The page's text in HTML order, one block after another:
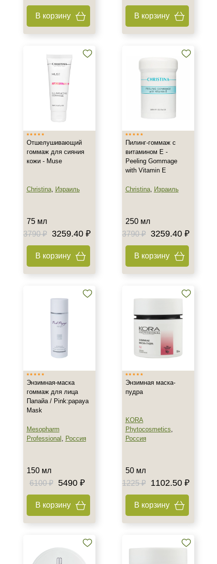
Применение
После пилинга
Гладкость
Защита от УФ-лучей
Веки
Губы
туба 60 шт
1 литр
1 шт
AHA-кислоты
Азелаиновая кислота
Время применения
Вечер
Лето
Для женщин
Процедура
Биоревитализация
Демакияж
Мезотерапия
Показать еще
SPF 30
В корзину В корзину
Отшелушивающий
гоммаж для сияния
кожи - Muse
Christina, Израиль
75 мл
3790 ₽
3259.40 ₽
В корзину
Пилинг-гоммаж с
витамином Е -
Peeling Gommage
with Vitamin E
Christina, Израиль
250 мл
3790 ₽
3259.40 ₽
В корзину
Энзимная-маска
гоммаж для лица
Папайа / Pink:papaya
Mask
Mesopharm
Professional , Россия
150 мл
6100 ₽
5490 ₽
В корзину
Энзимная маска-
пудра
KORA
Phytocosmetics,
Россия
50 мл
1225 ₽
1102.50 ₽
В корзину